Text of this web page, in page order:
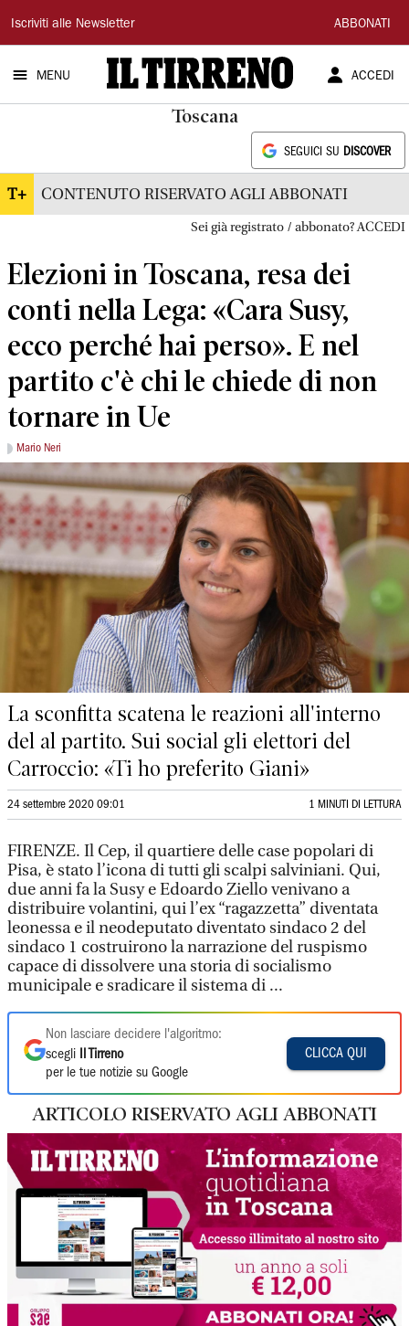
Il
Tirreno
Iscriviti alle Newsletter ABBONATI
MENU ACCEDI
Toscana
SEGUICI SU DISCOVER
T+ CONTENUTO RISERVATO AGLI ABBONATI
Sei già registrato / abbonato? ACCEDI
Elezioni in Toscana, resa dei
conti nella Lega: «Cara Susy,
ecco perché hai perso». E nel
partito c'è chi le chiede di non
tornare in Ue
Mario Neri
La sconfitta scatena le reazioni all'interno
del al partito. Sui social gli elettori del
Carroccio: «Ti ho preferito Giani»
24 settembre 2020 09:01 1 MINUTI DI LETTURA
FIRENZE. Il Cep, il quartiere delle case popolari di
Pisa, è stato l’icona di tutti gli scalpi salviniani. Qui,
due anni fa la Susy e Edoardo Ziello venivano a
distribuire volantini, qui l’ex “ragazzetta” diventata
leonessa e il neodeputato diventato sindaco 2 del
sindaco 1 costruirono la narrazione del ruspismo
capace di dissolvere una storia di socialismo
municipale e sradicare il sistema di ...
Non lasciare decidere l'algoritmo:
scegli
Il Tirreno
per le tue notizie su Google
CLICCA QUI
ARTICOLO RISERVATO AGLI ABBONATI